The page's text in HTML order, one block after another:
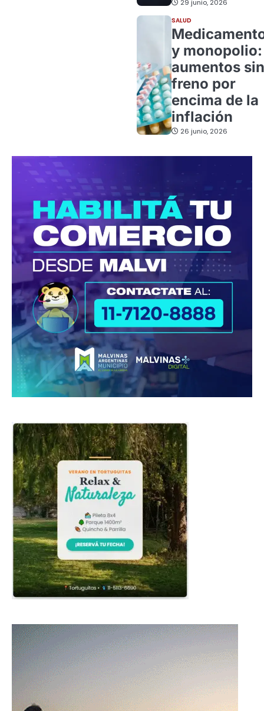
29 junio, 2026
SALUD
y monopolio:
aumentos sin
freno por
encima de la
inflación
26 junio, 2026